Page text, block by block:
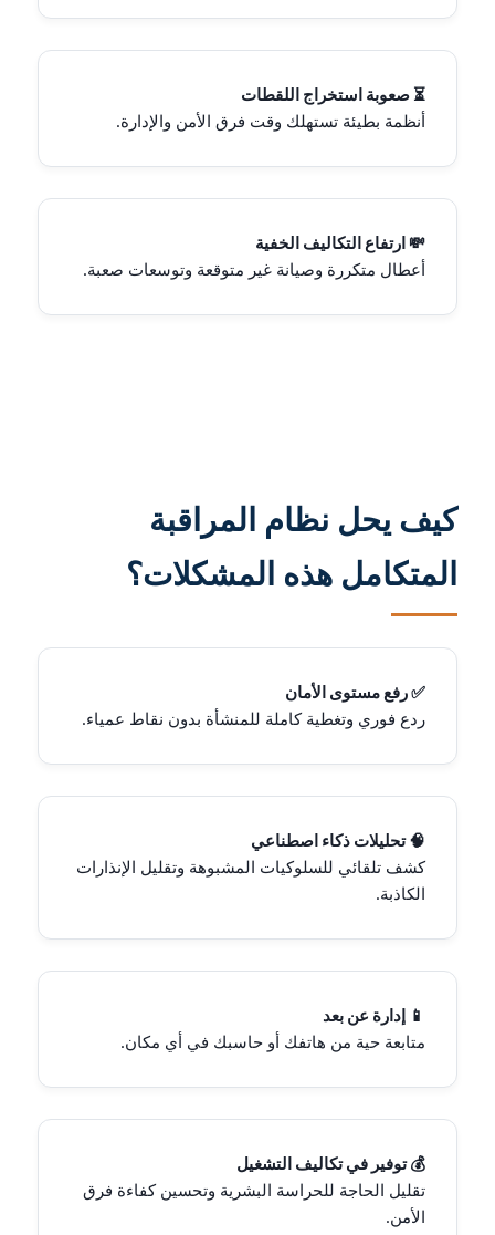
⏳ صعوبة استخراج اللقطات
أنظمة بطيئة تستهلك وقت فرق الأمن والإدارة.
💸 ارتفاع التكاليف الخفية
أعطال متكررة وصيانة غير متوقعة وتوسعات صعبة.
كيف يحل نظام المراقبة
المتكامل هذه المشكلات؟
✅ رفع مستوى الأمان
ردع فوري وتغطية كاملة للمنشأة بدون نقاط عمياء.
🧠 تحليلات ذكاء اصطناعي
كشف تلقائي للسلوكيات المشبوهة وتقليل الإنذارات
الكاذبة.
📱 إدارة عن بعد
متابعة حية من هاتفك أو حاسبك في أي مكان.
💰 توفير في تكاليف التشغيل
تقليل الحاجة للحراسة البشرية وتحسين كفاءة فرق
الأمن.